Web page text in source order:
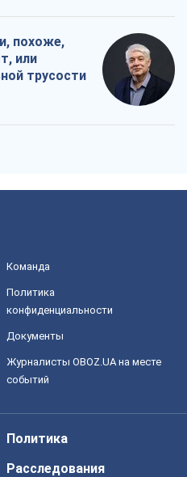
похоже,
или
трусости
Команда
Политика
конфиденциальности
Документы
Журналисты OBOZ.UA на месте
событий
Политика
Расследования